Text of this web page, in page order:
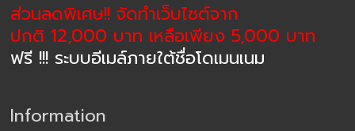
ส่วนลดพิเศษ!! จัดทำเว็บไซต์จาก
ปกติ 12,000 บาท เหลือเพียง 5,000 บาท
ฟรี !!! ระบบอีเมล์ภายใต้ชื่อโดเมนเนม
Information